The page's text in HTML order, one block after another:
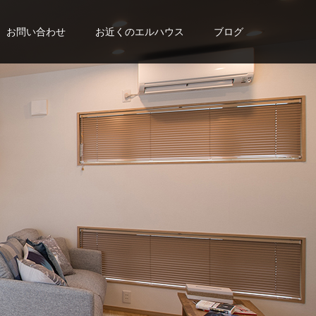
お問い合わせ お近くのエルハウス ブログ